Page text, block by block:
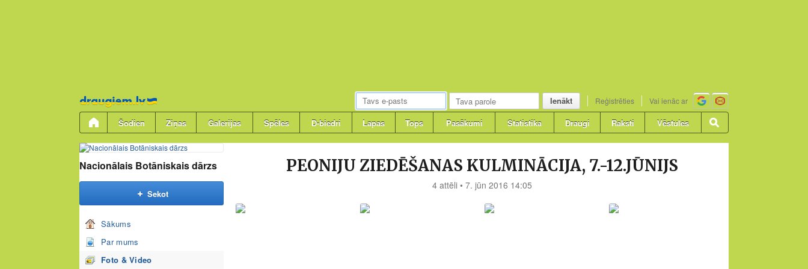
Pāriet
uz
saturu
Ienākt Reģistrēties Vai ienāc ar
Šodien Ziņas Galerijas Spēles D-biedri Lapas Tops Pasākumi Statistika Draugi Raksti Vēstules
Nacionālais Botāniskais dārzs
Sekot
Sākums
Par mums
Foto & Video
PEONIJU ZIEDĒŠANAS KULMINĀCIJA, 7.-12.JŪNIJS
4 attēli • 7. jūn 2016 14:05